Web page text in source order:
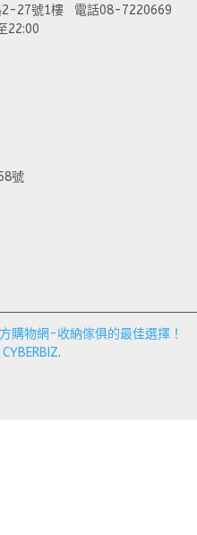
2-27號1樓   電話08-7220669
22:00
號
購物網-收納傢俱的最佳選擇！
CYBERBIZ.